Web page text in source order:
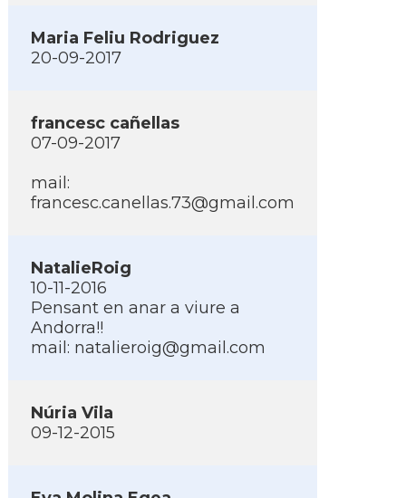
Maria Feliu Rodriguez
20-09-2017
francesc cañellas
07-09-2017
mail:
francesc.canellas.73@gmail.com
NatalieRoig
10-11-2016
Pensant en anar a viure a
Andorra!!
mail: natalieroig@gmail.com
Núria Vila
09-12-2015